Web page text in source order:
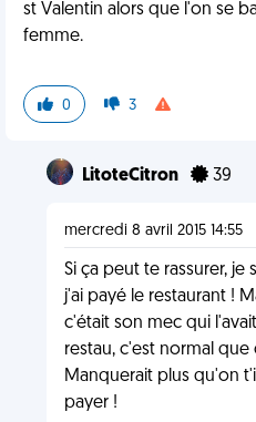
st Valentin alors que l'on se
femme.
0 3
LitoteCitron 39
mercredi 8 avril 2015 14:55
Si ça peut te rassurer, je
j'ai payé le restaurant !
c'était son mec qui
restau, c'est normal que
Manquerait plus qu'on
payer !